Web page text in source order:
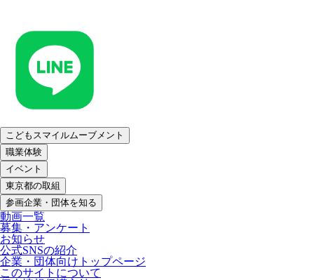
こどもスマイルムーブメント
職業体験
イベント
東京都の取組
参画企業・団体を知る
動画一覧
募集・アンケート
お知らせ
公式SNSの紹介
企業・団体向けトップページ
このサイトについて